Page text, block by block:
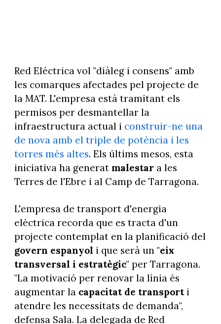
Red Eléctrica vol "diàleg i consens" amb
les comarques afectades pel projecte de
la MAT. L'empresa està tramitant els
permisos per desmantellar la
infraestructura actual i construir-ne una
de nova amb el triple de potència i les
torres més altes. Els últims mesos, esta
iniciativa ha generat malestara les
Terres de l'Ebre i al Camp de Tarragona.
L'empresa de transport d'energia
elèctrica recorda que es tracta d'un
projecte contemplat en la planificació del
govern espanyol i que serà un "eix
transversal i estratègic" per Tarragona.
"La motivació per renovar la línia és
augmentar la capacitat de transporti
atendre les necessitats de demanda",
defensa Sala. La delegada de Red